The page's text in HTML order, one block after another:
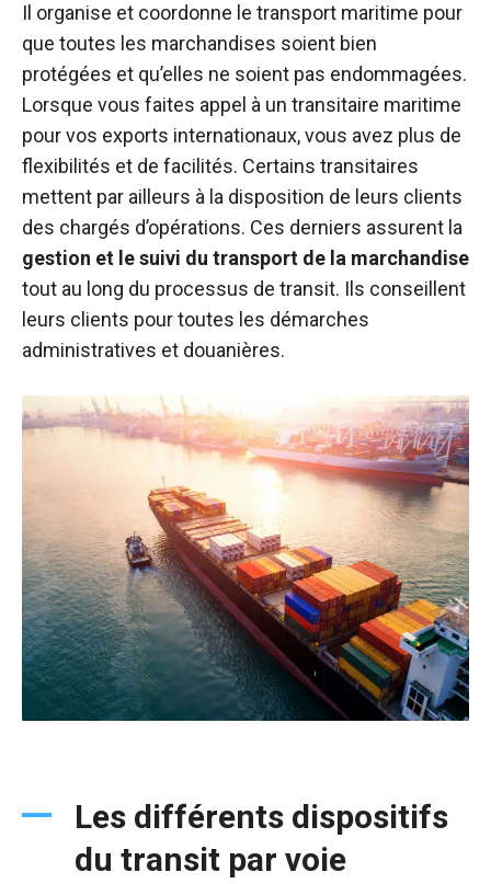
Il organise et coordonne le transport maritime pour
que toutes les marchandises soient bien
protégées et qu’elles ne soient pas endommagées.
Lorsque vous faites appel à un transitaire maritime
pour vos exports internationaux, vous avez plus de
flexibilités et de facilités. Certains transitaires
mettent par ailleurs à la disposition de leurs clients
des chargés d’opérations. Ces derniers assurent la
gestion et le suivi du transport de la marchandise
tout au long du processus de transit. Ils conseillent
leurs clients pour toutes les démarches
administratives et douanières.
Les différents dispositifs
du transit par voie